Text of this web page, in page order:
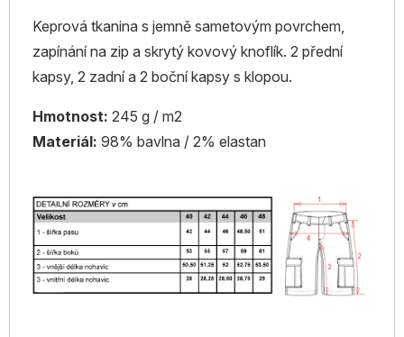
Keprová tkanina s jemně sametovým povrchem,
zapínání na zip a skrytý kovový knoflík. 2 přední
kapsy, 2 zadní a 2 boční kapsy s klopou.
Hmotnost: 245 g / m2
Materiál: 98% bavlna / 2% elastan